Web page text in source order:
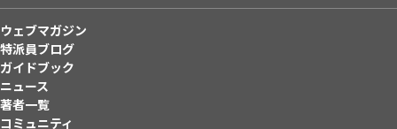
ウェブマガジン
特派員ブログ
ガイドブック
ニュース
著者一覧
コミュニティ